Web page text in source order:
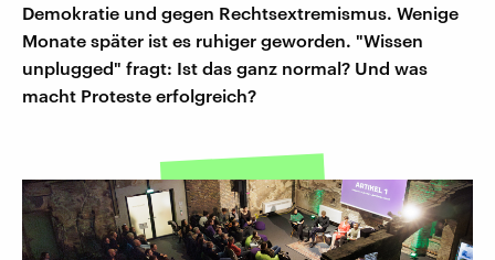
Demokratie und gegen Rechtsextremismus. Wenige
Monate später ist es ruhiger geworden. "Wissen
unplugged" fragt: Ist das ganz normal? Und was
macht Proteste erfolgreich?